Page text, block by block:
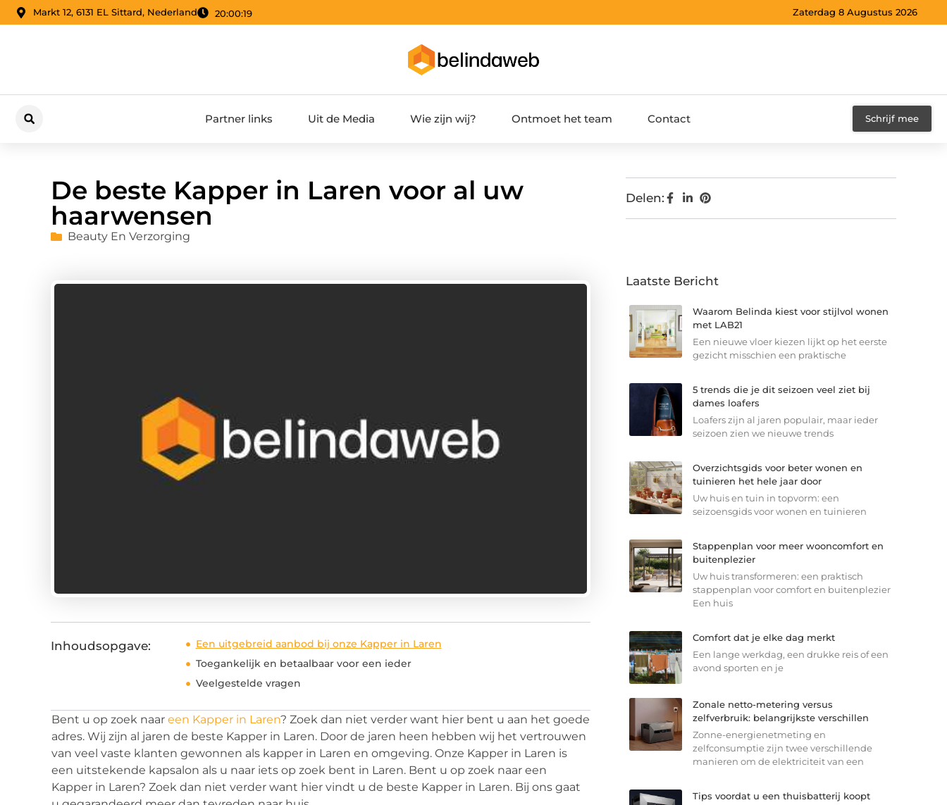
Markt 12, 6131 EL Sittard, Nederland 20:00:20 Zaterdag 8 Augustus 2026
Partner links Uit de Media Wie zijn wij? Ontmoet het team Contact Schrijf mee
De beste Kapper in Laren voor al uw
haarwensen
Beauty En Verzorging
Inhoudsopgave:
Een uitgebreid aanbod bij onze Kapper in Laren
Toegankelijk en betaalbaar voor een ieder
Veelgestelde vragen
Bent u op zoek naar een Kapper in Laren? Zoek dan niet verder want hier bent u aan het goede
adres. Wij zijn al jaren de beste Kapper in Laren. Door de jaren heen hebben wij het vertrouwen
van veel vaste klanten gewonnen als kapper in Laren en omgeving. Onze Kapper in Laren is
een uitstekende kapsalon als u naar iets op zoek bent in Laren. Bent u op zoek naar een
Kapper in Laren? Zoek dan niet verder want hier vindt u de beste Kapper in Laren. Bij ons gaat
Delen:
Laatste Bericht
Waarom Belinda kiest voor stijlvol wonen
met LAB21
Een nieuwe vloer kiezen lijkt op het eerste
gezicht misschien een praktische
5 trends die je dit seizoen veel ziet bij
dames loafers
Loafers zijn al jaren populair, maar ieder
seizoen zien we nieuwe trends
Overzichtsgids voor beter wonen en
tuinieren het hele jaar door
Uw huis en tuin in topvorm: een
seizoensgids voor wonen en tuinieren
Stappenplan voor meer wooncomfort en
buitenplezier
Uw huis transformeren: een praktisch
stappenplan voor comfort en buitenplezier
Een huis
Comfort dat je elke dag merkt
Een lange werkdag, een drukke reis of een
avond sporten en je
Zonale netto-metering versus
zelfverbruik: belangrijkste verschillen
Zonne-energienetmeting en
zelfconsumptie zijn twee verschillende
manieren om de elektriciteit van een
Tips voordat u een thuisbatterij koopt